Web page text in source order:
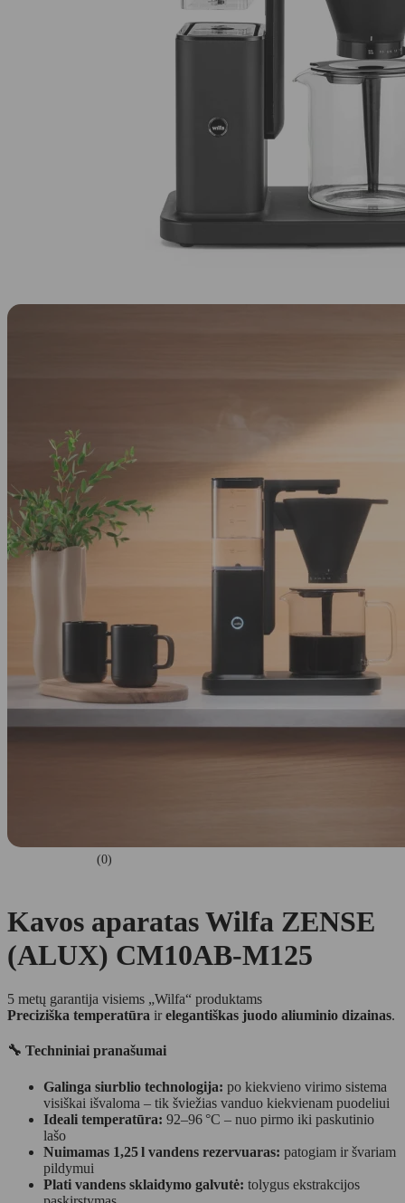
(0)
Kavos aparatas Wilfa ZENSE
(ALUX) CM10AB-M125
5 metų garantija visiems „Wilfa“ produktams
Preciziška temperatūra ir elegantiškas juodo aliuminio dizainas.
🔧 Techniniai pranašumai
Galinga siurblio technologija: po kiekvieno virimo sistema
visiškai išvaloma – tik šviežias vanduo kiekvienam puodeliui
Ideali temperatūra: 92–96 °C – nuo pirmo iki paskutinio
lašo
Nuimamas 1,25 l vandens rezervuaras: patogiam ir švariam
pildymui
Plati vandens sklaidymo galvutė: tolygus ekstrakcijos